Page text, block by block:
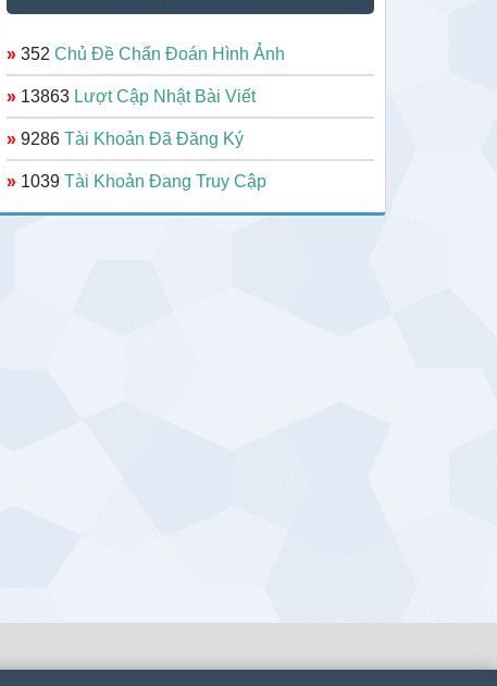
» 352 Chủ Đề Chẩn Đoán Hình Ảnh
» 13863 Lượt Cập Nhật Bài Viết
» 9286 Tài Khoản Đã Đăng Ký
» 1039 Tài Khoản Đang Truy Cập